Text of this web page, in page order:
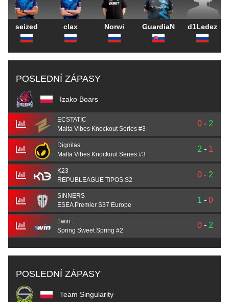
seized clax Norwi GuardiaN d1Ledez
POSLEDNÍ ZÁPASY
Izako Boars
ECSTATIC
Malta Vibes Knockout Series #3
0 - 2
Dignitas
Malta Vibes Knockout Series #3
2 - 1
K23
REPUBLEAGUE TIPOS S2
0 - 2
SINNERS
ESEA Premier S37 Europe
1 - 0
1win
Spring Sweet Spring #2
0 - 2
POSLEDNÍ ZÁPASY
Team Singularity